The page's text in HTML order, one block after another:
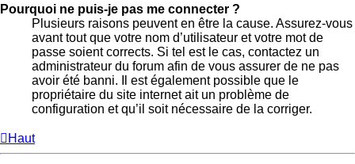
Pourquoi ne puis-je pas me connecter ?
Plusieurs raisons peuvent en être la cause. Assurez-vous
avant tout que votre nom d’utilisateur et votre mot de
passe soient corrects. Si tel est le cas, contactez un
administrateur du forum afin de vous assurer de ne pas
avoir été banni. Il est également possible que le
propriétaire du site internet ait un problème de
configuration et qu’il soit nécessaire de la corriger.
Haut